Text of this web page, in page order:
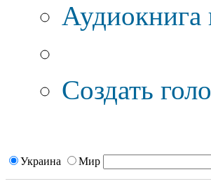
Аудиокнига
Создать
Украина Мир